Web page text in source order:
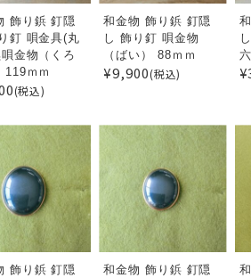
飾り鋲 釘隠
釘 唄金具(丸
金物（くろ
119ｍｍ
(税込)
和金物 飾り鋲 釘隠
し 飾り釘 唄金物
（ばい） 88ｍｍ
¥9,900(税込)
飾り鋲 釘隠
和金物 飾り鋲 釘隠